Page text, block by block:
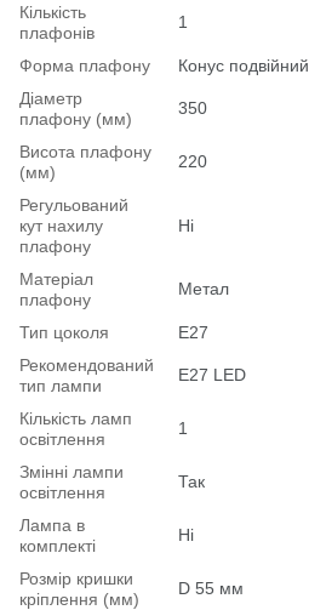
Кількість
плафонів
1
Форма плафону
Конус подвійний
Діаметр
плафону (мм)
350
Висота плафону
(мм)
220
Регульований
кут нахилу
плафону
Ні
Матеріал
плафону
Метал
Тип цоколя
E27
Рекомендований
тип лампи
Е27 LED
Кількість ламп
освітлення
1
Змінні лампи
освітлення
Так
Лампа в
комплекті
Ні
Розмір кришки
кріплення (мм)
D 55 мм